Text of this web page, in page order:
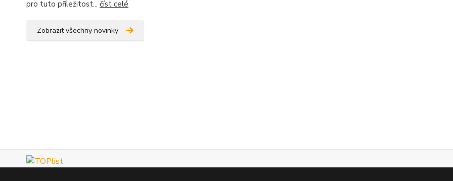
pro tuto příležitost... číst celé
Zobrazit všechny novinky